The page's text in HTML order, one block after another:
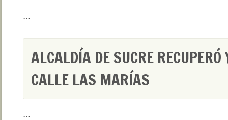
...
ALCALDÍA DE SUCRE
CALLE LAS MARÍAS
...